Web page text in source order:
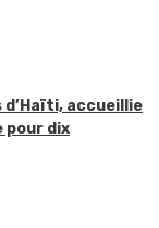
d’Haïti, accueillie
pour dix